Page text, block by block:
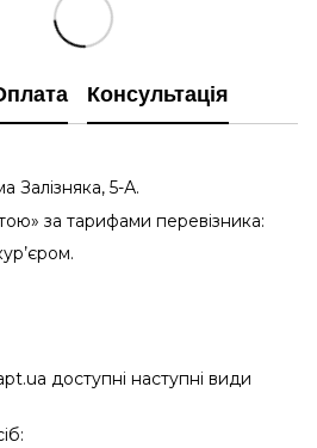
Консультація
Залізняка, 5-А.
за тарифами перевізника:
доступні наступні види